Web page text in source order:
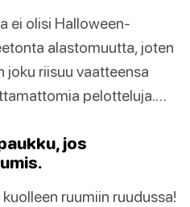
ei olisi Halloween-
alastomuutta, joten
joku riisuu vaatteensa
pelotteluja.…
jos
ruumiin ruudussa!